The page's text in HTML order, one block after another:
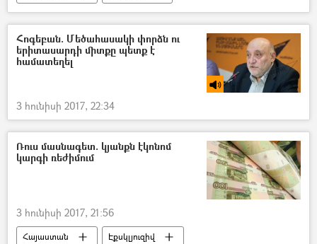
Հոգեբան. Մեծահասակի փորձն ու
երիտասարդի միտքը պետք է
համատեղել
3 հունիսի 2017, 22:34
Ռուս մասնագետ. կյանքն էկոնոմ
կարգի ռեժիմում
3 հունիսի 2017, 21:56
Հայաստան Էքսկլյուզիվ